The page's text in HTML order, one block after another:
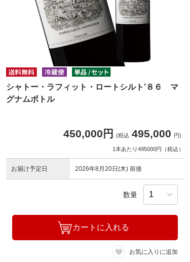
シャトー・ラフィット・ロートシルト’８６ マ
グナムボトル
450,000円 (税込 495,000 円)
1本あたり495000円（税込）
お届け予定日 2026年8月20日(木) 前後
数量
カートに入れる
お気に入りに追加